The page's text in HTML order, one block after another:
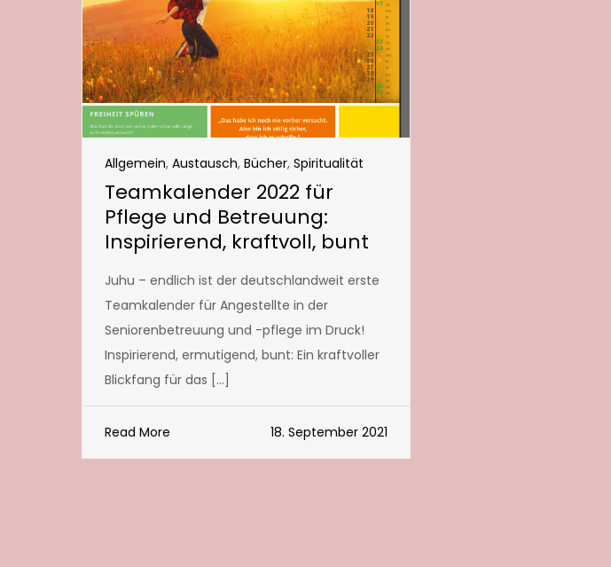
Allgemein, Austausch, Bücher, Spiritualität
Teamkalender 2022 für
Pflege und Betreuung:
Inspirierend, kraftvoll, bunt
Juhu – endlich ist der deutschlandweit erste
Teamkalender für Angestellte in der
Seniorenbetreuung und -pflege im Druck!
Inspirierend, ermutigend, bunt: Ein kraftvoller
Blickfang für das […]
Read More 18. September 2021